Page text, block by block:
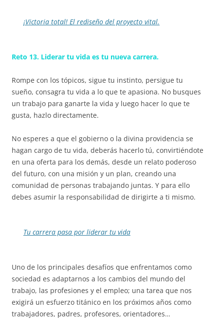
¡Victoria total! El rediseño del proyecto vital.
Reto 13. Liderar tu vida es tu nueva carrera.
Rompe con los tópicos, sigue tu instinto, persigue tu
sueño, consagra tu vida a lo que te apasiona. No busques
un trabajo para ganarte la vida y luego hacer lo que te
gusta, hazlo directamente.
No esperes a que el gobierno o la divina providencia se
hagan cargo de tu vida, deberás hacerlo tú, convirtiéndote
en una oferta para los demás, desde un relato poderoso
del futuro, con una misión y un plan, creando una
comunidad de personas trabajando juntas. Y para ello
debes asumir la responsabilidad de dirigirte a ti mismo.
Tu carrera pasa por liderar tu vida
Uno de los principales desafíos que enfrentamos como
sociedad es adaptarnos a los cambios del mundo del
trabajo, las profesiones y el empleo; una tarea que nos
exigirá un esfuerzo titánico en los próximos años como
trabajadores, padres, profesores, orientadores…